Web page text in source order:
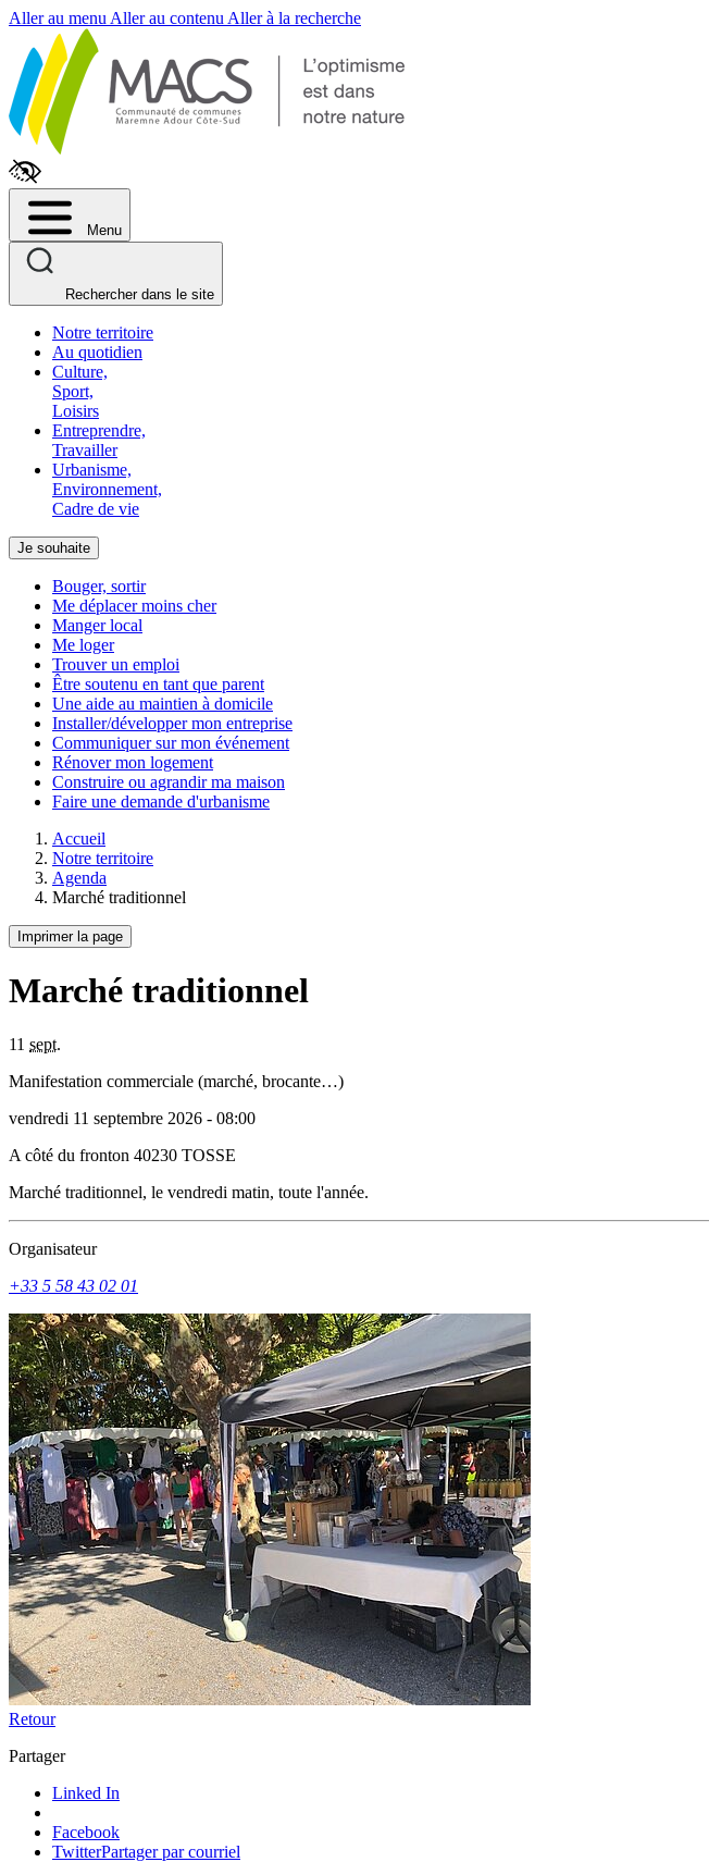
Aller au menu Aller au contenu Aller à la recherche
Menu
Rechercher dans le site
Notre territoire
Au quotidien
Culture,
Sport,
Loisirs
Entreprendre,
Travailler
Urbanisme,
Environnement,
Cadre de vie
Je souhaite
Bouger, sortir
Me déplacer moins cher
Manger local
Me loger
Trouver un emploi
Être soutenu en tant que parent
Une aide au maintien à domicile
Installer/développer mon entreprise
Communiquer sur mon événement
Rénover mon logement
Construire ou agrandir ma maison
Faire une demande d'urbanisme
Accueil
Notre territoire
Agenda
Marché traditionnel
Imprimer la page
Marché traditionnel
11 sept.
Manifestation commerciale (marché, brocante…)
vendredi 11 septembre 2026 - 08:00
A côté du fronton 40230 TOSSE
Marché traditionnel, le vendredi matin, toute l'année.
Organisateur
+33 5 58 43 02 01
Retour
Partager
Linked In
Facebook
TwitterPartager par courriel
Fenêtre
de
chat